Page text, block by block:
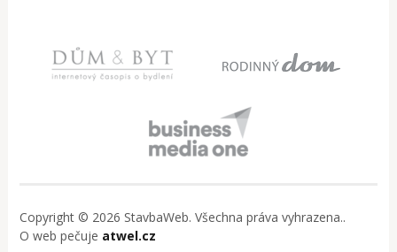
Copyright © 2026 StavbaWeb. Všechna práva vyhrazena..
O web pečuje atwel.cz